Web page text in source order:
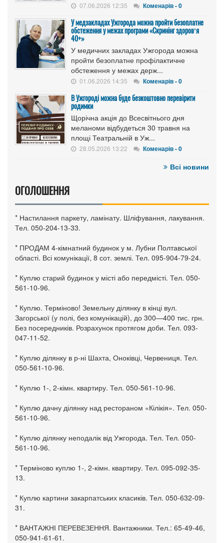
07.06.2026 12:35 Коменарів - 0
У медзакладах Ужгорода можна пройти безоплатне
обстеження у межах програми «Скринінг здоровʼя
40+»
У медичних закладах Ужгорода можна
пройти безоплатне профілактичне
обстеження у межах держ...
01.06.2026 14:35 Коменарів - 0
В Ужгороді можна буде безкоштовно перевірити
родимки
Щорічна акція до Всесвітнього дня
меланоми відбудеться 30 травня на
площі Театральній в Уж...
28.05.2026 13:22 Коменарів - 0
Всі новини
ОГОЛОШЕННЯ
* Настилання паркету, ламінату. Шліфування, лакування.
Тел. 050-204-13-33.
* ПРОДАМ 4-кімнатний будинок у м. Лубни Полтавської
області. Всі комунікації, 8 сот. землі. Тел. 095-904-79-24.
* Куплю старий будинок у місті або передмісті. Тел. 050-
561-10-96.
* Куплю. Терміново! Земельну ділянку в кінці вул.
Загорської (у полі, без комунікацій), до 300—400 тис. грн.
Без посередників. Розрахунок протягом доби. Тел. 093-
047-11-52.
* Куплю ділянку в р-ні Шахта, Оноківці, Червениця. Тел.
050-561-10-96.
* Куплю 1-, 2-кімн. квартиру. Тел. 050-561-10-96.
* Куплю дачну ділянку над рестораном «Кілікія». Тел. 050-
561-10-96.
* Куплю ділянку неподалік від Ужгорода. Тел. Тел. 050-
561-10-96.
* Терміново куплю 1-, 2-кімн. квартиру. Тел. 095-092-35-
13.
* Куплю картини закарпатських класиків. Тел. 050-632-09-
31.
* ВАНТАЖНІ ПЕРЕВЕЗЕННЯ. Вантажники. Тел.: 65-49-46,
050-941-61-61.